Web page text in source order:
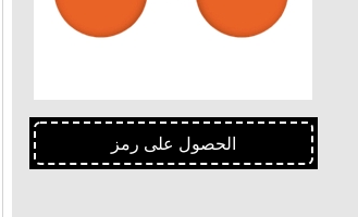
الحصول على رمز